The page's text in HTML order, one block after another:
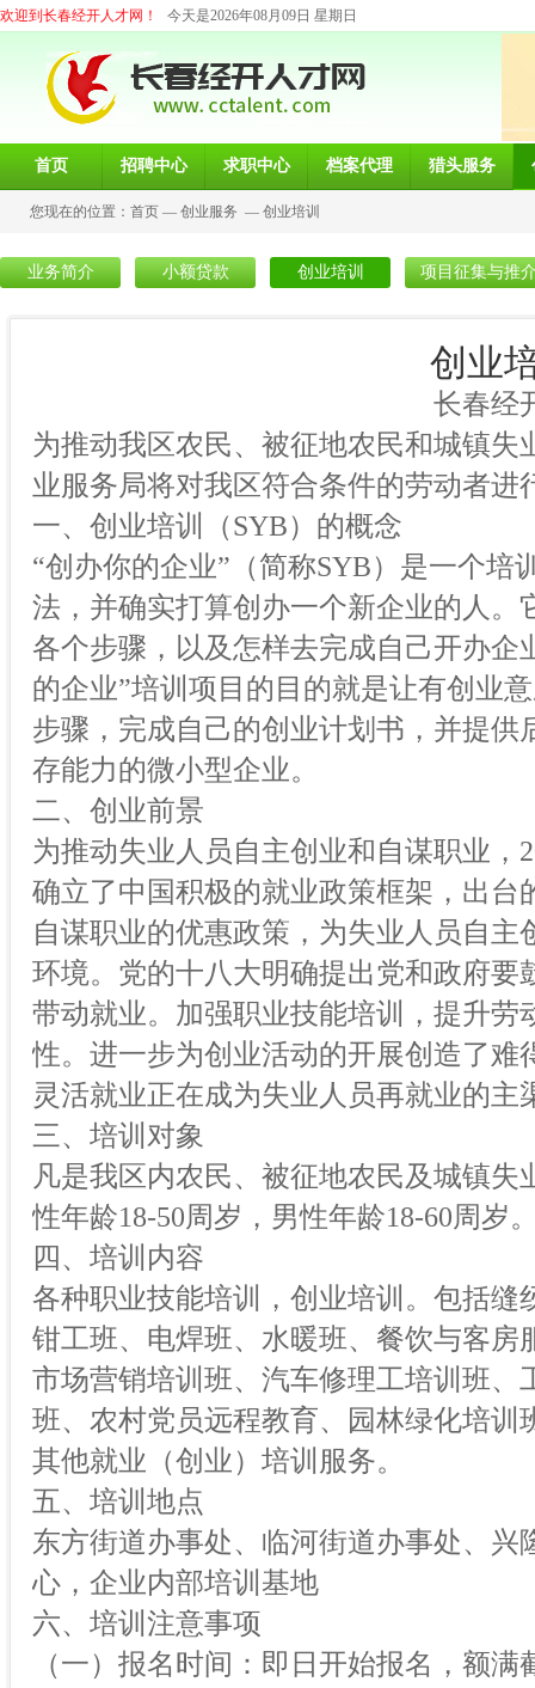
欢迎到长春经开人才网！ 今天是2026年08月09日 星期日
首页 招聘中心 求职中心 档案代理 猎头服务
您现在的位置： 首页 — 创业服务 — 创业培训
业务简介 小额贷款 创业培训 项目征集与推
创业
长春经开就业服务
为推动我区农民、被征地农民和城镇
业服务局将对我区符合条件的劳动者进
一、创业培训（SYB）的概念
“创办你的企业”（简称SYB）是一个
法，并确实打算创办一个新企业的人
各个步骤，以及怎样去完成自己开办企
的企业”培训项目的目的就是让有创业
步骤，完成自己的创业计划书，并提
存能力的微小型企业。
二、创业前景
为推动失业人员自主创业和自谋职业，
确立了中国积极的就业政策框架，出
自谋职业的优惠政策，为失业人员自
环境。党的十八大明确提出党和政府
带动就业。加强职业技能培训，提升
性。进一步为创业活动的开展创造了
灵活就业正在成为失业人员再就业的主
三、培训对象
凡是我区内农民、被征地农民及城镇
性年龄18-50周岁，男性年龄18-60周岁
四、培训内容
各种职业技能培训，创业培训。包括
钳工班、电焊班、水暖班、餐饮与客房
市场营销培训班、汽车修理工培训班、
班、农村党员远程教育、园林绿化培
其他就业（创业）培训服务。
五、培训地点
东方街道办事处、临河街道办事处、
心，企业内部培训基地
六、培训注意事项
（一）报名时间：即日开始报名，额满